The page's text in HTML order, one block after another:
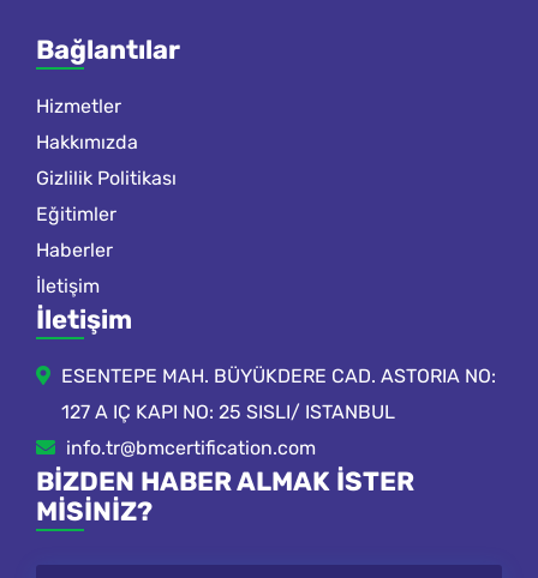
Bağlantılar
Hizmetler
Hakkımızda
Gizlilik Politikası
Eğitimler
Haberler
İletişim
İletişim
ESENTEPE MAH. BÜYÜKDERE CAD. ASTORIA NO:
127 A IÇ KAPI NO: 25 SISLI/ ISTANBUL
info.tr@bmcertification.com
BIZDEN HABER ALMAK ISTER
MISINIZ?